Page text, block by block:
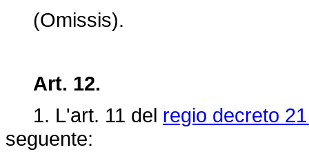
(Omissis).
Art. 12.
1. L'art. 11 del regio decreto
seguente: